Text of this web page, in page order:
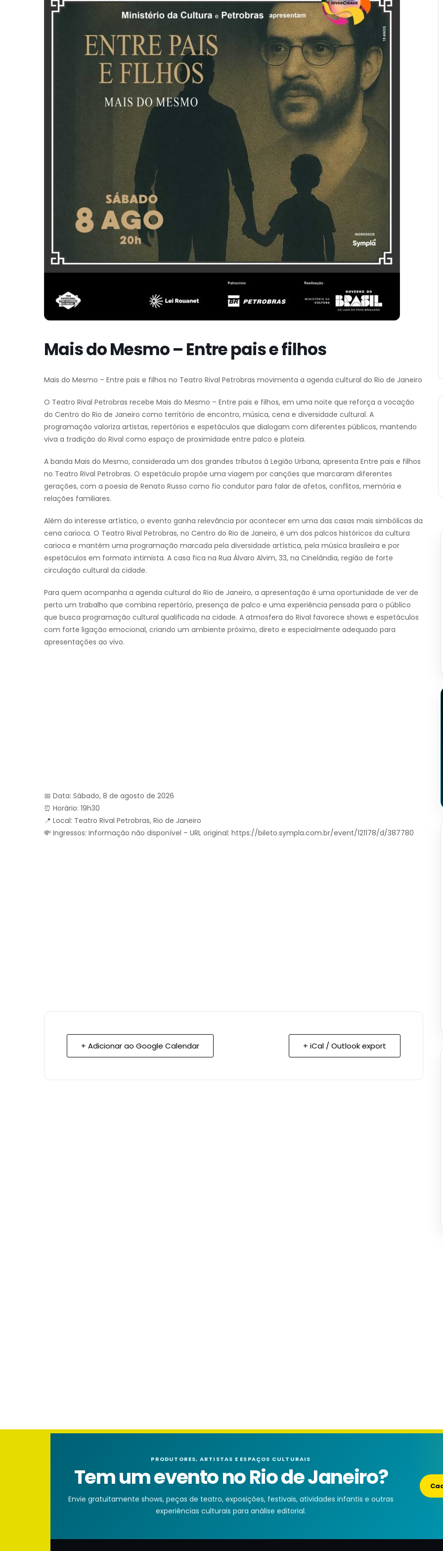
Mais do Mesmo – Entre pais e filhos
Mais do Mesmo – Entre pais e filhos no Teatro Rival Petrobras movimenta a agenda cultural do Rio de Janeiro
O Teatro Rival Petrobras recebe Mais do Mesmo – Entre pais e filhos, em uma noite que reforça a vocação
do Centro do Rio de Janeiro como território de encontro, música, cena e diversidade cultural. A
programação valoriza artistas, repertórios e espetáculos que dialogam com diferentes públicos, mantendo
viva a tradição do Rival como espaço de proximidade entre palco e plateia.
A banda Mais do Mesmo, considerada um dos grandes tributos à Legião Urbana, apresenta Entre pais e filhos
no Teatro Rival Petrobras. O espetáculo propõe uma viagem por canções que marcaram diferentes
gerações, com a poesia de Renato Russo como fio condutor para falar de afetos, conflitos, memória e
relações familiares.
Além do interesse artístico, o evento ganha relevância por acontecer em uma das casas mais simbólicas da
cena carioca. O Teatro Rival Petrobras, no Centro do Rio de Janeiro, é um dos palcos históricos da cultura
carioca e mantém uma programação marcada pela diversidade artística, pela música brasileira e por
espetáculos em formato intimista. A casa fica na Rua Álvaro Alvim, 33, na Cinelândia, região de forte
circulação cultural da cidade.
Para quem acompanha a agenda cultural do Rio de Janeiro, a apresentação é uma oportunidade de ver de
perto um trabalho que combina repertório, presença de palco e uma experiência pensada para o público
que busca programação cultural qualificada na cidade. A atmosfera do Rival favorece shows e espetáculos
com forte ligação emocional, criando um ambiente próximo, direto e especialmente adequado para
apresentações ao vivo.
📅 Data: Sábado, 8 de agosto de 2026
⏰ Horário: 19h30
📍 Local: Teatro Rival Petrobras, Rio de Janeiro
💸 Ingressos: Informação não disponível – URL original: https://bileto.sympla.com.br/event/121178/d/387780
+ Adicionar ao Google Calendar + iCal / Outlook export
PRODUTORES, ARTISTAS E ESPAÇOS CULTURAIS
Tem um evento no Rio de Janeiro?
Envie gratuitamente shows, peças de teatro, exposições, festivais, atividades infantis e outras
experiências culturais para análise editorial.